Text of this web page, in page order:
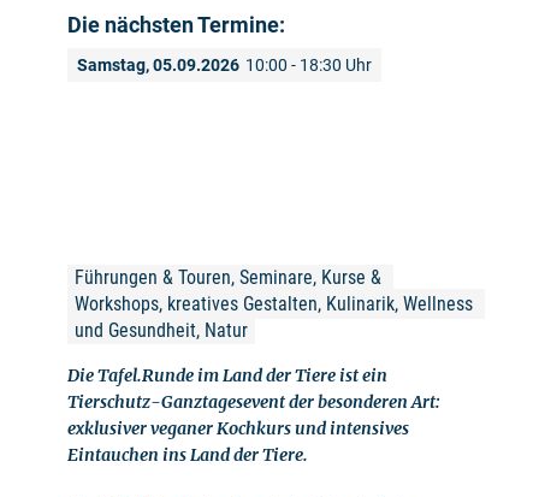
Die nächsten Termine:
Samstag, 05.09.2026 10:00 - 18:30 Uhr
Führungen & Touren, Seminare, Kurse &
Workshops, kreatives Gestalten, Kulinarik, Wellness
und Gesundheit, Natur
Die Tafel.Runde im Land der Tiere ist ein
Tierschutz-Ganztagesevent der besonderen Art:
exklusiver veganer Kochkurs und intensives
Eintauchen ins Land der Tiere.